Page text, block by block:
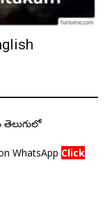
WhatsApp Click